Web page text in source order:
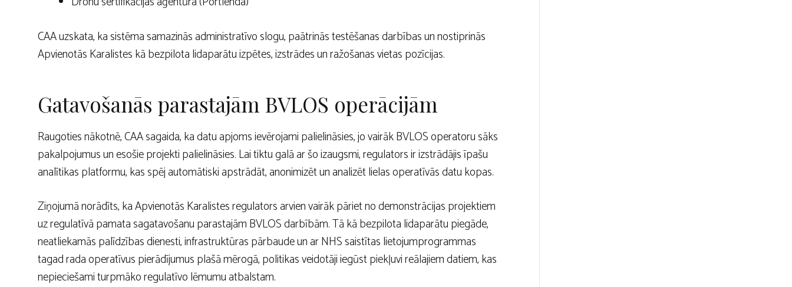
CAA uzskata, ka sistēma samazinās administratīvo slogu, paātrinās testēšanas darbības un nostiprinās
Apvienotās Karalistes kā bezpilota lidaparātu izpētes, izstrādes un ražošanas vietas pozīcijas.
Gatavošanās parastajām BVLOS operācijām
Raugoties nākotnē, CAA sagaida, ka datu apjoms ievērojami palielināsies, jo vairāk BVLOS operatoru sāks
pakalpojumus un esošie projekti palielināsies. Lai tiktu galā ar šo izaugsmi, regulators ir izstrādājis īpašu
analītikas platformu, kas spēj automātiski apstrādāt, anonimizēt un analizēt lielas operatīvās datu kopas.
Ziņojumā norādīts, ka Apvienotās Karalistes regulators arvien vairāk pāriet no demonstrācijas projektiem
uz regulatīvā pamata sagatavošanu parastajām BVLOS darbībām. Tā kā bezpilota lidaparātu piegāde,
neatliekamās palīdzības dienesti, infrastruktūras pārbaude un ar NHS saistītas lietojumprogrammas
tagad rada operatīvus pierādījumus plašā mērogā, politikas veidotāji iegūst piekļuvi reālajiem datiem, kas
nepieciešami turpmāko regulatīvo lēmumu atbalstam.